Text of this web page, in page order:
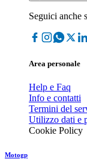
Seguici anche
Area personale
Help e Faq
Info e contatti
Termini del
Utilizzo dati e
Cookie Policy
Motogp